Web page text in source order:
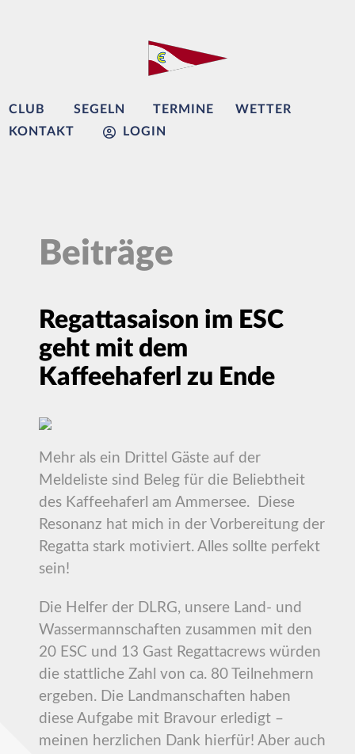
CLUB SEGELN TERMINE
WETTER
KONTAKT
LOGIN
Beiträge
Regattasaison im ESC
geht mit dem
Kaffeehaferl zu Ende
Mehr als ein Drittel Gäste auf der
Meldeliste sind Beleg für die Beliebtheit
des Kaffeehaferl am Ammersee. Diese
Resonanz hat mich in der Vorbereitung der
Regatta stark motiviert. Alles sollte perfekt
sein!
Die Helfer der DLRG, unsere Land- und
Wassermannschaften zusammen mit den
20 ESC und 13 Gast Regattacrews würden
die stattliche Zahl von ca. 80 Teilnehmern
ergeben. Die Landmanschaften haben
diese Aufgabe mit Bravour erledigt –
meinen herzlichen Dank hierfür! Aber auch